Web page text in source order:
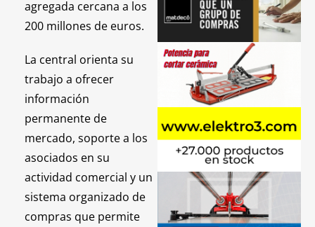
agregada cercana a los
200 millones de euros.
La central orienta su
trabajo a ofrecer
información
permanente de
mercado, soporte a los
asociados en su
actividad comercial y un
sistema organizado de
compras que permite